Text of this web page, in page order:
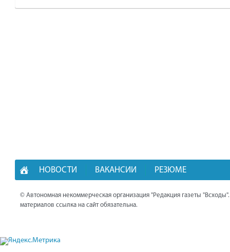
НОВОСТИ ВАКАНСИИ РЕЗЮМЕ
© Автономная некоммерческая организация "Редакция газеты
материалов ссылка на сайт обязательна.